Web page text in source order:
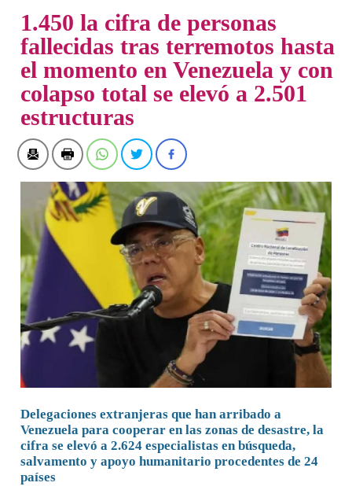
1.450 la cifra de personas
fallecidas tras terremotos hasta
el momento en Venezuela y con
colapso total se elevó a 2.501
estructuras
Delegaciones extranjeras que han arribado a
Venezuela para cooperar en las zonas de desastre, la
cifra se elevó a 2.624 especialistas en búsqueda,
salvamento y apoyo humanitario procedentes de 24
países